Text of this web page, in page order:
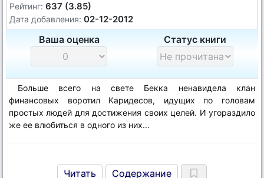
Рейтинг: 637 (3.85)
Дата добавления: 02-12-2012
Ваша оценка Статус книги
Больше всего на свете Бекка ненавидела клан
финансовых воротил Каридесов, идущих по головам
простых людей для достижения своих целей. И угораздило
же ее влюбиться в одного из них...
Читать Содержание